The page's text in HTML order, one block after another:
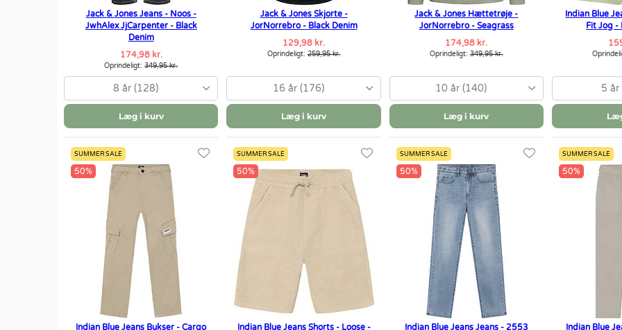
Jack & Jones Jeans - Noos -
JwhAlex JjCarpenter - Black
Denim
174,98 kr.
Oprindeligt:349,95 kr.
8 år (128)
Læg i kurv
Jack & Jones Skjorte -
JorNorrebro - Black Denim
129,98 kr.
Oprindeligt:259,95 kr.
16 år (176)
Læg i kurv
Jack & Jones Hættetrøje -
JorNorrebro - Seagrass
174,98 kr.
Oprindeligt: 349,95 kr.
10 år (140)
Læg i kurv
Indian Blue
Fit Jog -
5 år
SUMMER SALE
50%
Indian Blue Jeans Bukser - Cargo
SUMMER SALE
50%
Indian Blue Jeans Shorts - Loose -
SUMMER SALE
50%
Indian Blue Jeans Jeans - 2553
SUMMER SALE
50%
Indian Blue